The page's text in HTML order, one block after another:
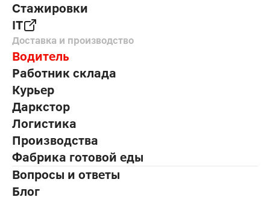
Стажировки
IT
Доставка и производство
Водитель
Работник склада
Курьер
Даркстор
Логистика
Производства
Фабрика готовой еды
Вопросы и ответы
Блог